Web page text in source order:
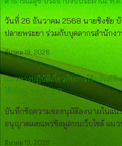
วันที่ 26 ธันวาคม 2568 นายชิงชัย
ปลายพระยา ร่วมกับบุคลากรสำนักง
มีนาคม 19, 2026
แนวทางปฏิบัติเกี่ยวกับการใช้ทรัพย์สิ
ใช้พัสดุ) พ.ศ.2569
บันทึกข้อความขออนุมัติลงนามในแน
อนุญาตเผยแพร่ข้อมูลบนเว็บไซต์ แน
มีนาคม 19, 2026